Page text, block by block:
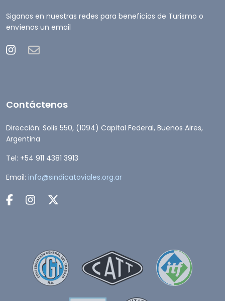
Siganos en nuestras redes para beneficios de Turismo o
envíenos un email
Contáctenos
Dirección: Solis 550, (1094) Capital Federal, Buenos Aires,
Argentina
Tel: +54 911 4381 3913
Email: info@sindicatoviales.org.ar